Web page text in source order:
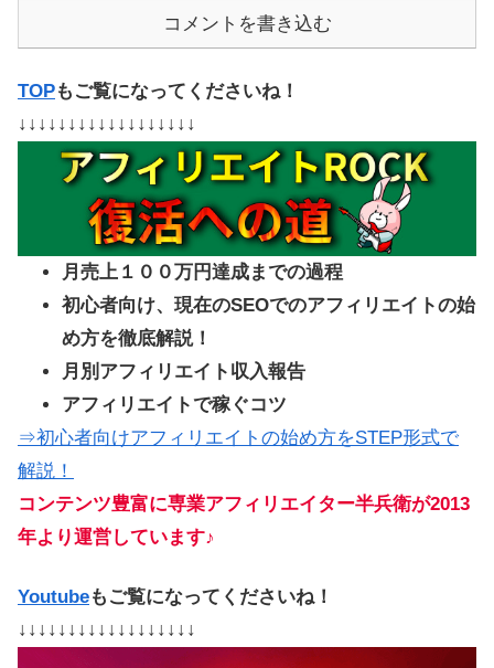
コメントを書き込む
TOPもご覧になってくださいね！
↓↓↓↓↓↓↓↓↓↓↓↓↓↓↓↓↓↓
月売上１００万円達成までの過程
初心者向け、現在のSEOでのアフィリエイトの始
め方を徹底解説！
月別アフィリエイト収入報告
アフィリエイトで稼ぐコツ
⇒初心者向けアフィリエイトの始め方をSTEP形式で
解説！
コンテンツ豊富に専業アフィリエイター半兵衛が2013
年より運営しています♪
Youtubeもご覧になってくださいね！
↓↓↓↓↓↓↓↓↓↓↓↓↓↓↓↓↓↓